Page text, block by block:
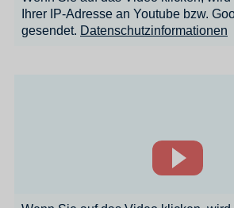
Ihrer IP-Adresse an Youtube bzw.
gesendet. Datenschutzinformationen